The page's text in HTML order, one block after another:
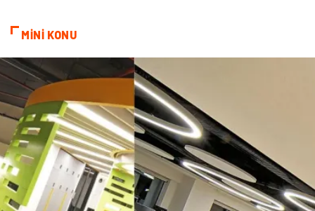
Kiralama Servisleri Markalar
Çadır Kına Gecesi
Spor Malzemeleri Basın Yayın
Moda İthalat İhracat
MİNİ KONU